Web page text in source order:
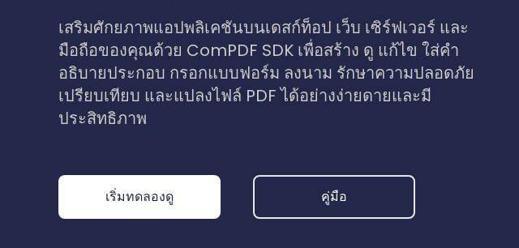
เสริมศักยภาพแอปพลิเคชันบนเดสก์ท็อป เว็บ เซิร์ฟเวอร์ และ
มือถือของคุณด้วย ComPDF SDK เพื่อสร้าง ดู แก้ไข ใส่คำ
อธิบายประกอบ กรอกแบบฟอร์ม ลงนาม รักษาความปลอดภัย
เปรียบเทียบ และแปลงไฟล์ PDF ได้อย่างง่ายดายและมี
ประสิทธิภาพ
เริ่มทดลองดู คู่มือ